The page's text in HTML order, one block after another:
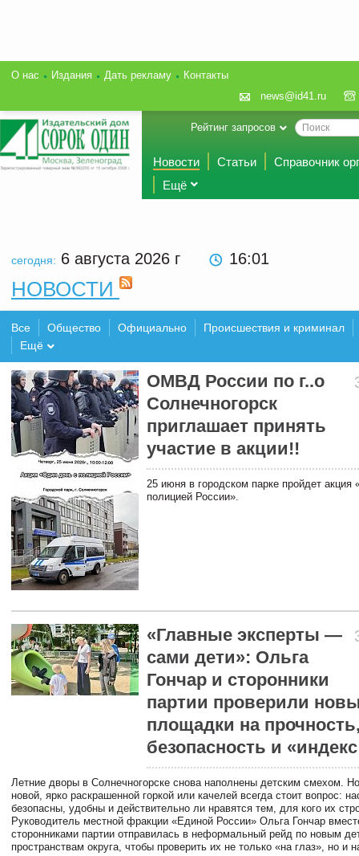
О нас Издания Дать рекламу
Контакты
news@id41.ru
Рейтинг запросов
Новости Статьи
Справочник
Ещё
сегодня: 6 августа 2026 г 16:01
НОВОСТИ
Все Общество Официально
Происшествия и криминал
Ещё
ОМВД России по г..о
Солнечногорск
приглашает принять
участие в акции!!
25 июня в городском парке пройдет акция
полицией России».
«Главные эксперты —
сами дети»: Ольга
Гончар и сторонники
партии проверили
площадки на
безопасность и
Летние дворы в Солнечногорске снова наполнены детским смехом.
новой, ярко раскрашенной горкой или качелей всегда стоит вопрос:
безопасны, удобны и действительно ли нравятся тем, для кого их
Руководитель местной фракции «Единой России» Ольга Гончар
сторонниками партии отправилась в неформальный рейд по новым
пространствам округа, чтобы проверить их не только «на глаз», но и